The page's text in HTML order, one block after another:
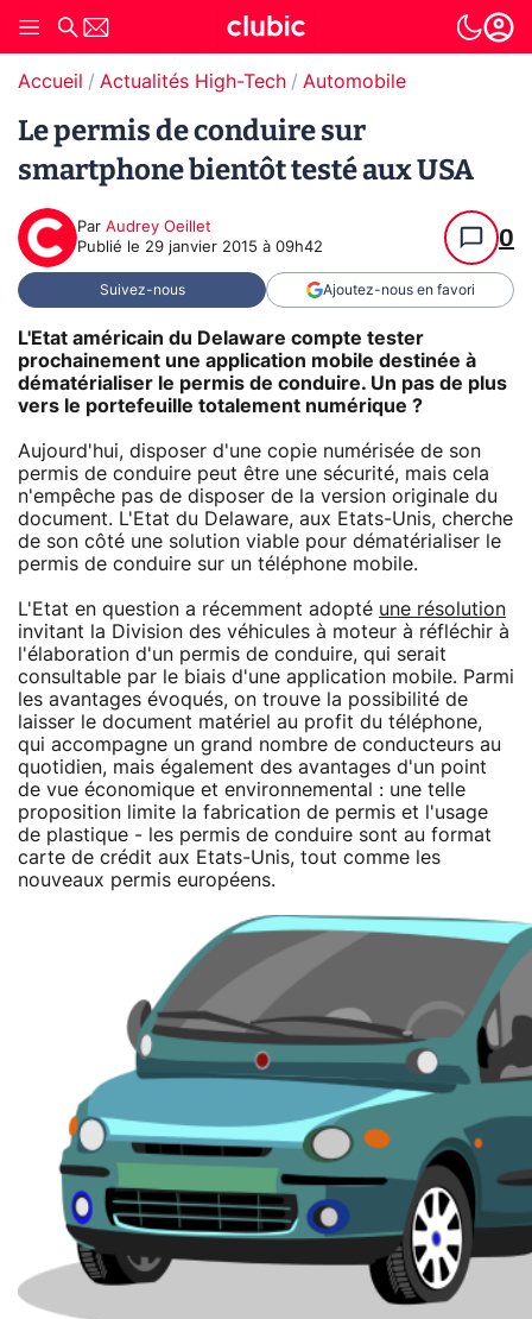
Accueil Actualités High-Tech Automobile
Le permis de conduire sur
smartphone bientôt testé aux USA
Par Audrey Oeillet
Publié le 29 janvier 2015 à 09h42 0
Suivez-nous Ajoutez-nous en favori
L'Etat américain du Delaware compte tester
prochainement une application mobile destinée à
dématérialiser le permis de conduire. Un pas de plus
vers le portefeuille totalement numérique ?
Aujourd'hui, disposer d'une copie numérisée de son
permis de conduire peut être une sécurité, mais cela
n'empêche pas de disposer de la version originale du
document. L'Etat du Delaware, aux Etats-Unis, cherche
de son côté une solution viable pour dématérialiser le
permis de conduire sur un téléphone mobile.
L'Etat en question a récemment adopté une résolution
invitant la Division des véhicules à moteur à réfléchir à
l'élaboration d'un permis de conduire, qui serait
consultable par le biais d'une application mobile. Parmi
les avantages évoqués, on trouve la possibilité de
laisser le document matériel au profit du téléphone,
qui accompagne un grand nombre de conducteurs au
quotidien, mais également des avantages d'un point
de vue économique et environnemental : une telle
proposition limite la fabrication de permis et l'usage
de plastique - les permis de conduire sont au format
carte de crédit aux Etats-Unis, tout comme les
nouveaux permis européens.